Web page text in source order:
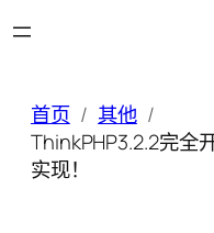
首页
其他
ThinkPHP3.2.2完全
实现！